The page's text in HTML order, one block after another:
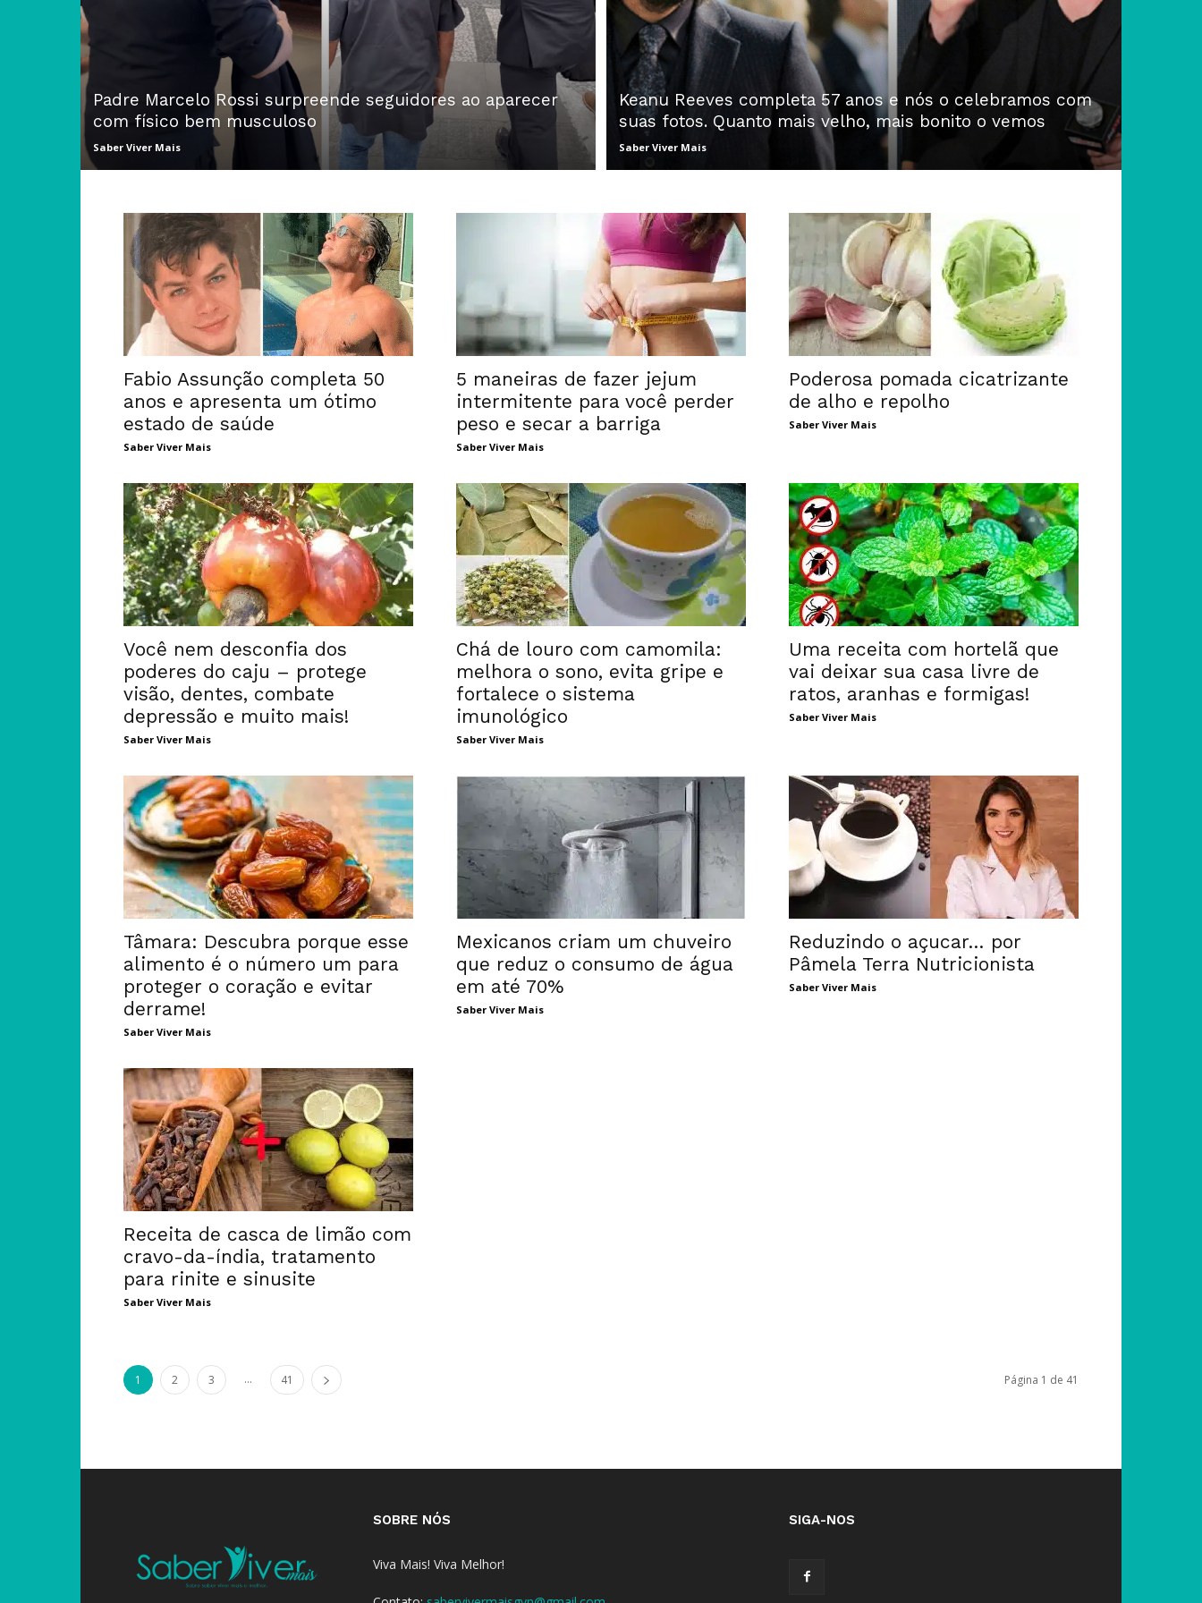
Padre Marcelo Rossi surpreende seguidores ao aparecer
com físico bem musculoso
Saber Viver Mais
Keanu Reeves completa 57 anos e nós o celebramos com
suas fotos. Quanto mais velho, mais bonito o vemos
Saber Viver Mais
Fabio Assunção completa 50
anos e apresenta um ótimo
estado de saúde
Saber Viver Mais
5 maneiras de fazer jejum
intermitente para você perder
peso e secar a barriga
Saber Viver Mais
Poderosa pomada cicatrizante
de alho e repolho
Saber Viver Mais
Você nem desconfia dos
poderes do caju – protege
visão, dentes, combate
depressão e muito mais!
Saber Viver Mais
Chá de louro com camomila:
melhora o sono, evita gripe e
fortalece o sistema
imunológico
Saber Viver Mais
Uma receita com hortelã que
vai deixar sua casa livre de
ratos, aranhas e formigas!
Saber Viver Mais
Tâmara: Descubra porque esse
alimento é o número um para
proteger o coração e evitar
derrame!
Saber Viver Mais
Mexicanos criam um chuveiro
que reduz o consumo de água
em até 70%
Saber Viver Mais
Reduzindo o açucar… por
Pâmela Terra Nutricionista
Saber Viver Mais
Receita de casca de limão com
cravo-da-índia, tratamento
para rinite e sinusite
Saber Viver Mais
1 2 3 ... 41 Página 1 de 41
SOBRE NÓS
Viva Mais! Viva Melhor!
SIGA-NOS